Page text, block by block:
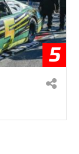
5